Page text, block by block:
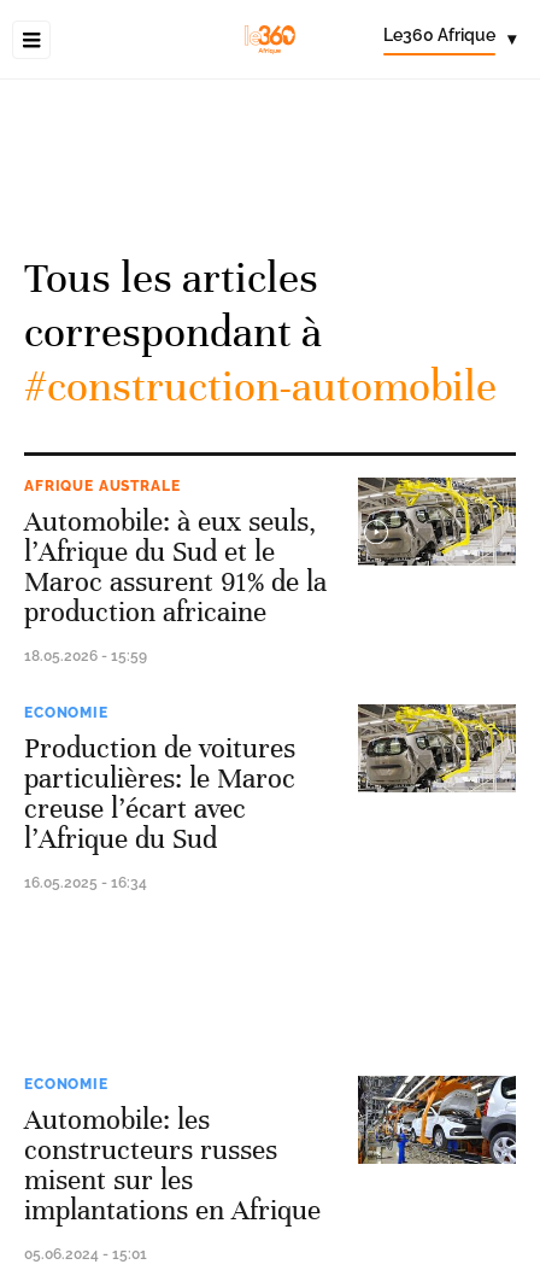
Le360 Afrique ▾
Tous les articles
correspondant à
#construction-automobile
AFRIQUE AUSTRALE
Automobile: à eux seuls,
l’Afrique du Sud et le
Maroc assurent 91% de la
production africaine
18.05.2026 - 15:59
ECONOMIE
Production de voitures
particulières: le Maroc
creuse l’écart avec
l’Afrique du Sud
16.05.2025 - 16:34
ECONOMIE
Automobile: les
constructeurs russes
misent sur les
implantations en Afrique
05.06.2024 - 15:01